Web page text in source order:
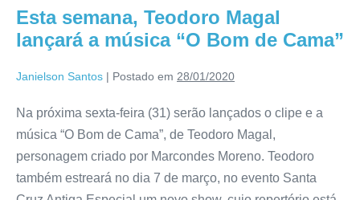
Esta semana, Teodoro Magal
lançará a música “O Bom de Cama”
Janielson Santos | Postado em 28/01/2020
Na próxima sexta-feira (31) serão lançados o clipe e a
música “O Bom de Cama”, de Teodoro Magal,
personagem criado por Marcondes Moreno. Teodoro
também estreará no dia 7 de março, no evento Santa